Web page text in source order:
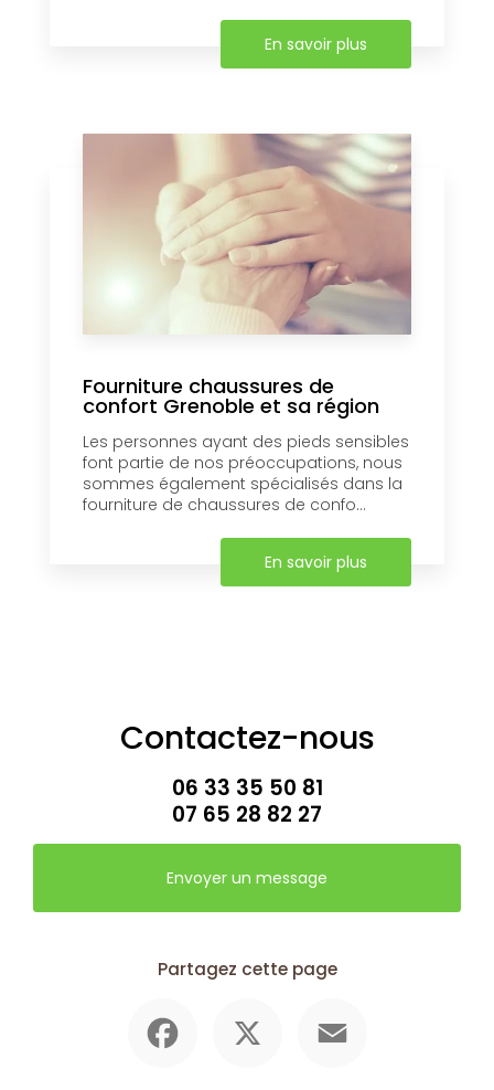
En savoir plus
Fourniture chaussures de
confort Grenoble et sa région
Les personnes ayant des pieds sensibles
font partie de nos préoccupations, nous
sommes également spécialisés dans la
fourniture de chaussures de confo...
En savoir plus
Contactez-nous
06 33 35 50 81
07 65 28 82 27
Envoyer un message
Partagez cette page